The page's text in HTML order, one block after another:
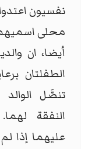
نفسيون
محلى
أيضا، ان
الطفلتان
تنصَّل
النفقة
عليهما إذا